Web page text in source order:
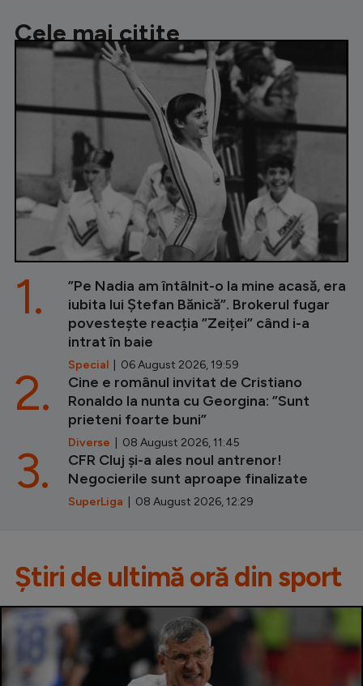
Cele mai citite
”Pe Nadia am întâlnit-o la mine acasă, era
iubita lui Ștefan Bănică”. Brokerul fugar
povestește reacția ”Zeiței” când i-a
intrat în baie
Special | 06 August 2026, 19:59
1.
Cine e românul invitat de Cristiano
Ronaldo la nunta cu Georgina: ”Sunt
prieteni foarte buni”
Diverse | 08 August 2026, 11:45
2.
CFR Cluj și-a ales noul antrenor!
Negocierile sunt aproape finalizate
SuperLiga | 08 August 2026, 12:29
3.
Știri de ultimă oră din sport